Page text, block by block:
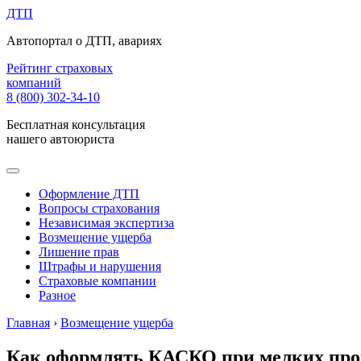
ДТП
Автопортал о ДТП, авариях
Рейтинг страховых
компаний
8 (800) 302-34-10
Бесплатная консультация
нашего автоюриста
Оформление ДТП
Вопросы страхования
Независимая экспертиза
Возмещение ущерба
Лишение прав
Штрафы и нарушения
Страховые компании
Разное
Главная › Возмещение ущерба